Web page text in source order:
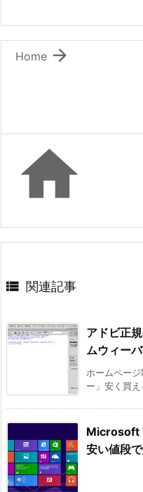

Home

 関連記事
アドビ正
ムウィー
ホームペー
ー」安く買
Microsoft
安い値段